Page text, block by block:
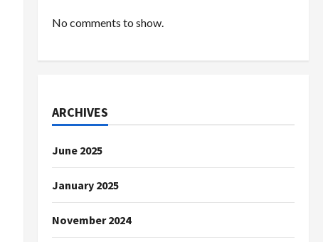
No comments to show.
ARCHIVES
June 2025
January 2025
November 2024